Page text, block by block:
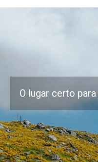
O lugar certo para